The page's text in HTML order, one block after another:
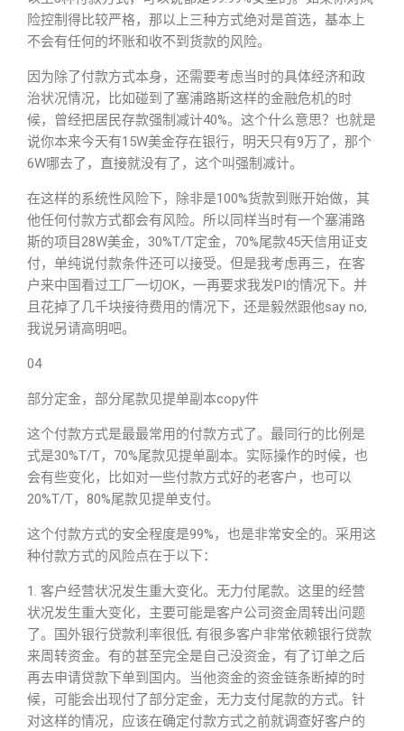
险控制得比较严格，那以上三种方式绝对是首选，基本上
不会有任何的坏账和收不到货款的风险。
因为除了付款方式本身，还需要考虑当时的具体经济和政
治状况情况，比如碰到了塞浦路斯这样的金融危机的时
候，曾经把居民存款强制减计40%。这个什么意思？也就是
说你本来今天有15W美金存在银行，明天只有9万了，那个
6W哪去了，直接就没有了，这个叫强制减计。
在这样的系统性风险下，除非是100%货款到账开始做，其
他任何付款方式都会有风险。所以同样当时有一个塞浦路
斯的项目28W美金，30%T/T定金，70%尾款45天信用证支
付，单纯说付款条件还可以接受。但是我考虑再三，在客
户来中国看过工厂一切OK，一再要求我发PI的情况下。并
且花掉了几千块接待费用的情况下，还是毅然跟他say no,
我说另请高明吧。
04
部分定金，部分尾款见提单副本copy件
这个付款方式是最最常用的付款方式了。最同行的比例是
式是30%T/T，70%尾款见提单副本。实际操作的时候，也
会有些变化，比如对一些付款方式好的老客户，也可以
20%T/T，80%尾款见提单支付。
这个付款方式的安全程度是99%，也是非常安全的。采用这
种付款方式的风险点在于以下：
1. 客户经营状况发生重大变化。无力付尾款。这里的经营
状况发生重大变化，主要可能是客户公司资金周转出问题
了。国外银行贷款利率很低, 有很多客户非常依赖银行贷款
来周转资金。有的甚至完全是自己没资金，有了订单之后
再去申请贷款下单到国内。当他资金的资金链条断掉的时
候，可能会出现付了部分定金，无力支付尾款的方式。针
对这样的情况，应该在确定付款方式之前就调查好客户的